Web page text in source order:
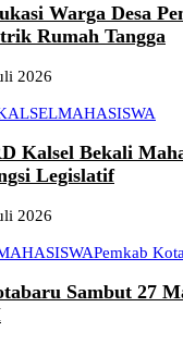
Warga Desa
Rumah Tangga
2026
MAHASISWA
Kalsel Bekali
Legislatif
2026
Pemkab
Sambut 27